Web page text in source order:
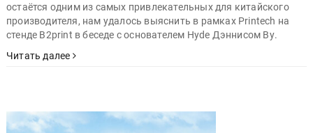
остаётся одним из самых привлекательных для китайского
производителя, нам удалось выяснить в рамках Printech на
стенде B2print в беседе с основателем Hyde Дэннисом Ву.
Читать далее